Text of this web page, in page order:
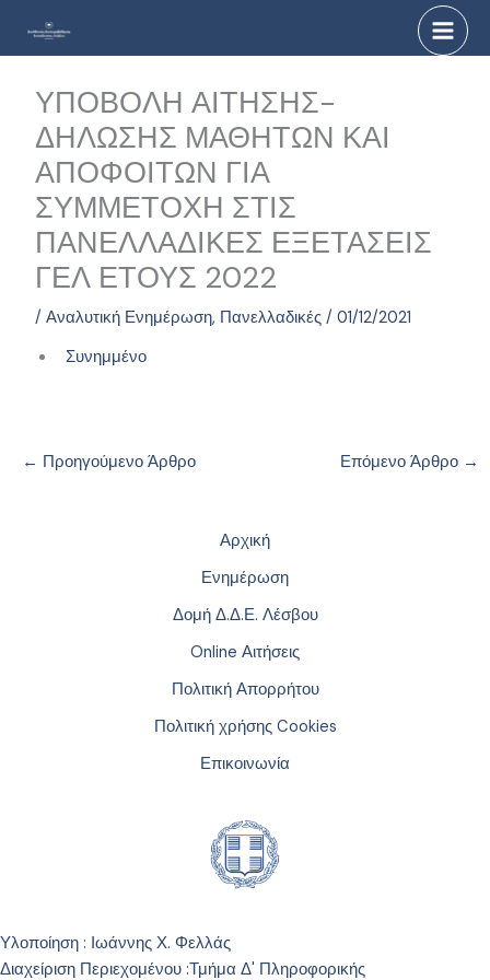
ΥΠΟΒΟΛΗ ΑΙΤΗΣΗΣ-
ΔΗΛΩΣΗΣ ΜΑΘΗΤΩΝ ΚΑΙ
ΑΠΟΦΟΙΤΩΝ ΓΙΑ
ΣΥΜΜΕΤΟΧΗ ΣΤΙΣ
ΠΑΝΕΛΛΑΔΙΚΕΣ ΕΞΕΤΑΣΕΙΣ
ΓΕΛ ΕΤΟΥΣ 2022
/Αναλυτική Ενημέρωση, Πανελλαδικές /01/12/2021
Συνημμένο
← Προηγούμενο Άρθρο Επόμενο Άρθρο →
Αρχική
Ενημέρωση
Δομή Δ.Δ.Ε. Λέσβου
Online Αιτήσεις
Πολιτική Απορρήτου
Πολιτική χρήσης Cookies
Επικοινωνία
Υλοποίηση : Ιωάννης Χ. Φελλάς
Διαχείριση Περιεχομένου :Τμήμα Δ' Πληροφορικής